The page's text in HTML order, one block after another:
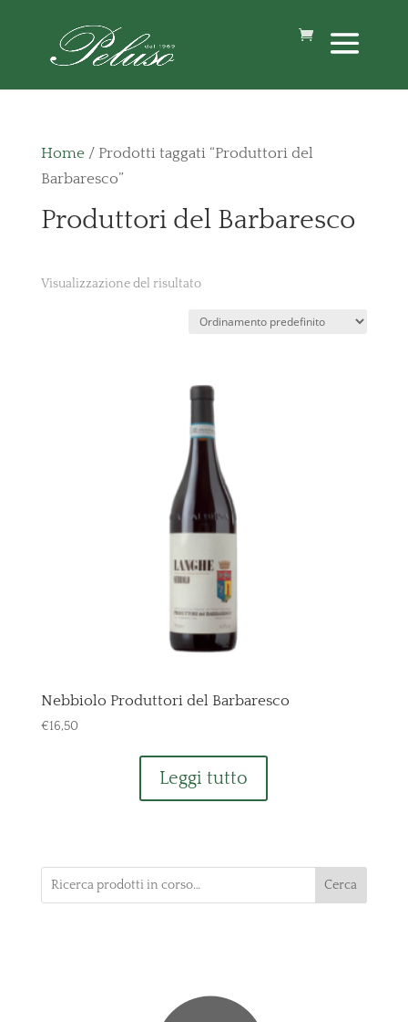
Home/ Prodotti taggati “Produttori del
Barbaresco”
Produttori del Barbaresco
Visualizzazione del risultato
Nebbiolo Produttori del Barbaresco
€16,50
Leggi tutto
Cerca